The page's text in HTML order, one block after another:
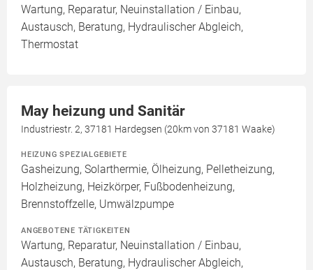
Wartung, Reparatur, Neuinstallation / Einbau,
Austausch, Beratung, Hydraulischer Abgleich,
Thermostat
May heizung und Sanitär
Industriestr. 2, 37181 Hardegsen (20km von 37181 Waake)
HEIZUNG SPEZIALGEBIETE
Gasheizung, Solarthermie, Ölheizung, Pelletheizung,
Holzheizung, Heizkörper, Fußbodenheizung,
Brennstoffzelle, Umwälzpumpe
ANGEBOTENE TÄTIGKEITEN
Wartung, Reparatur, Neuinstallation / Einbau,
Austausch, Beratung, Hydraulischer Abgleich,